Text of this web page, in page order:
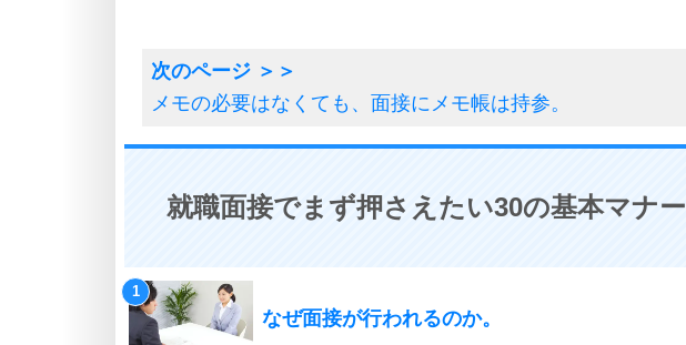
メモの必要はなくても、面接にメモ帳は持参。
就職面接でまず押さえたい30の基本マナー
なぜ面接が行われるのか。